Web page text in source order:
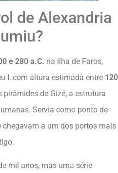
de Alexandria
e 280 a.C. na ilha de Faros,
I, com altura estimada entre 120
pirâmides de Gizé, a estrutura
Servia como ponto de
chegavam a um dos portos mais
mil anos, mas uma série